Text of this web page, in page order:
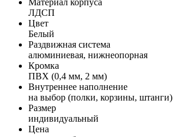
ЛДСП
Цвет
Белый
Раздвижная система
алюминиевая, нижнеопорная
Кромка
ПВХ (0,4 мм, 2 мм)
Внутреннее наполнение
на выбор (полки, корзины, штанги)
Размер
индивидуальный
Цена